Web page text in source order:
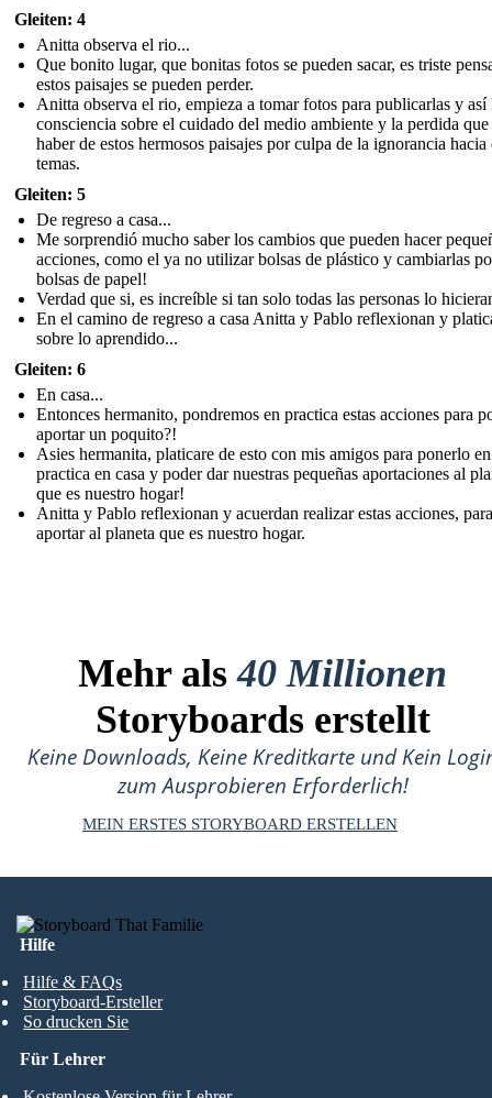
Gleiten: 4
Anitta observa el rio...
Que bonito lugar, que bonitas fotos se pueden sacar, es triste
estos paisajes se pueden perder.
Anitta observa el rio, empieza a tomar fotos para publicarlas y así
consciencia sobre el cuidado del medio ambiente y la perdida que
haber de estos hermosos paisajes por culpa de la ignorancia hacia
temas.
Gleiten: 5
De regreso a casa...
Me sorprendió mucho saber los cambios que pueden hacer
acciones, como el ya no utilizar bolsas de plástico y cambiarlas
bolsas de papel!
Verdad que si, es increíble si tan solo todas las personas lo
En el camino de regreso a casa Anitta y Pablo reflexionan y
sobre lo aprendido...
Gleiten: 6
En casa...
Entonces hermanito, pondremos en practica estas acciones para
aportar un poquito?!
Asies hermanita, platicare de esto con mis amigos para ponerlo en
practica en casa y poder dar nuestras pequeñas aportaciones al
que es nuestro hogar!
Anitta y Pablo reflexionan y acuerdan realizar estas acciones, para
aportar al planeta que es nuestro hogar.
Mehr als40 Millionen
Storyboards erstellt
Keine Downloads, Keine Kreditkarte und Kein
zum Ausprobieren Erforderlich!
MEIN ERSTES STORYBOARD ERSTELLEN
Hilfe
Hilfe & FAQs
Storyboard-Ersteller
So drucken Sie
Für Lehrer